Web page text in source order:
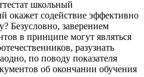
школьный
окажет содействие эффективно
Безусловно, заверением
в принципе могут являться
разузнать
по поводу показателя
об окончании обучения